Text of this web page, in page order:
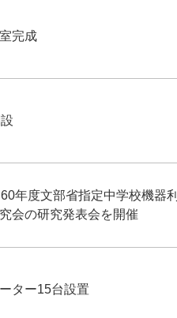
完成
年度文部省指定中学校機器
会の研究発表会を開催
ター15台設置